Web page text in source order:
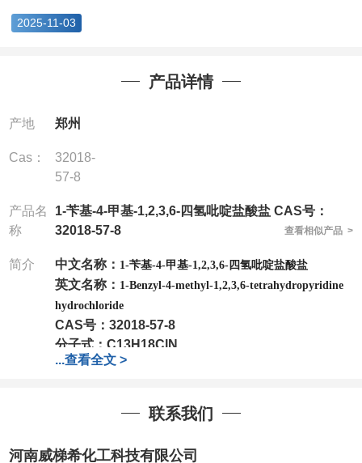
2025-11-03
产品详情
产地 郑州
Cas：
32018-
57-8
产品名
称
1-苄基-4-甲基-1,2,3,6-四氢吡啶盐酸盐 CAS号：
32018-57-8
查看相似产品 >
简介 中文名称： 1-苄基-4-甲基-1,2,3,6-四氢吡啶盐酸盐
英文名称： 1-Benzyl-4-methyl-1,2,3,6-tetrahydropyridine
hydrochloride
CAS号： 32018-57-8
分子式： C13H18ClN
分子量：223.74
;1g;2.5g ;5g ;10g可根据客户需求进行分装
我司对高校及科研单位先发货和
...查看全文 >
联系我们
河南威梯希化工科技有限公司